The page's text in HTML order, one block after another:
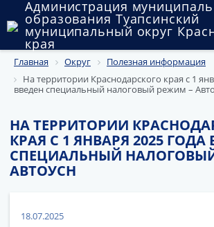
Администрация
образования Туапсинский
муниципальный округ
края
Округ
Администрация
Муниципальные закупки
Государственный и муниципальный
Публичные слушания и
Главная Округ
Полезная информация
На территории Краснодарского края с 1
введен специальный налоговый режим –
НА ТЕРРИТОРИИ
КРАЯ С 1 ЯНВАРЯ 2025 ГОДА
СПЕЦИАЛЬНЫЙ
АВТОУСН
18.07.2025